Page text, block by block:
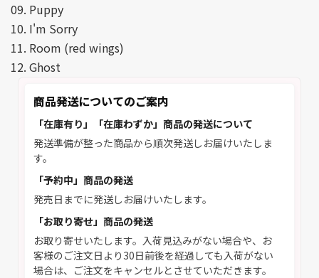
09. Puppy
10. I'm Sorry
11. Room (red wings)
12. Ghost
商品発送についてのご案内
「在庫有り」「在庫わずか」商品の発送について
発送準備が整った商品から順次発送しお届けいたしま
す。
「予約中」商品の発送
発売日までに発送しお届けいたします。
「お取り寄せ」商品の発送
お取り寄せいたします。入荷見込みがない場合や、お
客様のご注文日より30日前後を経過しても入荷がない
場合は、ご注文をキャンセルとさせていただきます。